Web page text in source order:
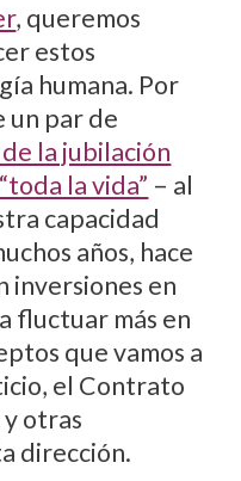
, queremos
estos
humana. Por
un par de
la jubilación
la vida” – al
capacidad
años, hace
inversiones en
fluctuar más en
que vamos a
el Contrato
otras
dirección.